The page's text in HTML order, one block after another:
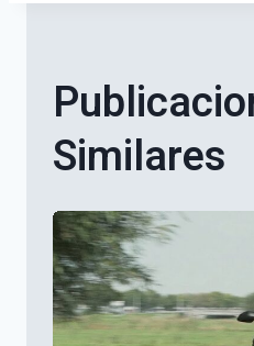
Similares